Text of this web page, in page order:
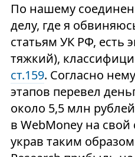
По нашему
делу, где я
статьям УК РФ, есть
тяжкий),
ст.159. Согласно
этапов перевел
около 5,5 млн
в WebMoney на свой
украв таким